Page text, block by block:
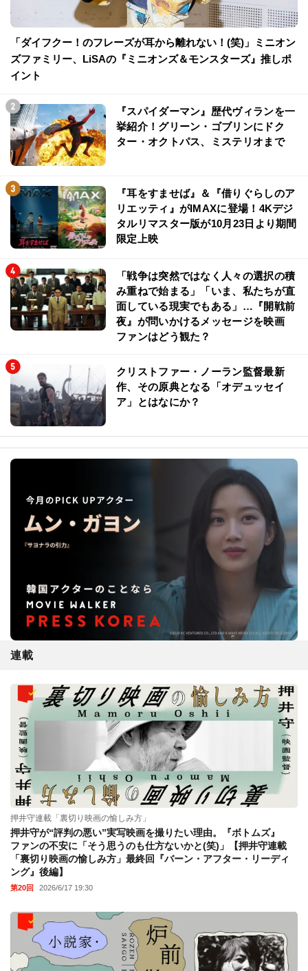
「ダイフクー！のフレーズが耳から離れない！(笑)」ミニオン
ズファミリー、LiSAの『ミニオンズ＆モンスターズ』推しポ
イント
『スパイダーマン』歴代ヴィランを一
挙紹介！グリーン・ゴブリンにドク
ター・オクトパス、ミステリオまで
『耳をすませば』＆『借りぐらしのア
リエッティ』がIMAXに登場！4Kデジ
タルリマスター版が10月23日より期間
限定上映
「戦争は突然ではなく人々の選択の積
み重ねで始まる」「いま、私たちが直
面している現実でもある」…『開戦前
夜』が問いかけるメッセージを映画
ファンはどう観た？
クリストファー・ノーラン監督最新
作、その原典となる「オデュッセイ
ア」とはなにか？
連載
押井守連載「裏切り映画の愉しみ方」
押井守が“評判の悪い”実写映画を撮りたい理由。『ボトムズ』
ファンの不安に「そう思うのも仕方ないかと(笑)」【押井守連載
「裏切り映画の愉しみ方」最終回『バーン・アフター・リーディ
ング』後編】
第20回 2026/6/17 19:30